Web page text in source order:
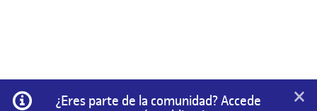
Información
¿Eres parte de la comunidad? Accede
×